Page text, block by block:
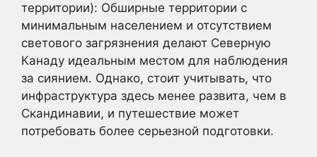
территории): Обширные территории с
минимальным населением и отсутствием
светового загрязнения делают Северную
Канаду идеальным местом для наблюдения
за сиянием. Однако, стоит учитывать, что
инфраструктура здесь менее развита, чем в
Скандинавии, и путешествие может
потребовать более серьезной подготовки.